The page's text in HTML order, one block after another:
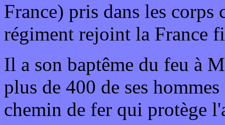
France) pris dans les
régiment rejoint la France
Il a son baptême du feu à
plus de 400 de ses
chemin de fer qui protège